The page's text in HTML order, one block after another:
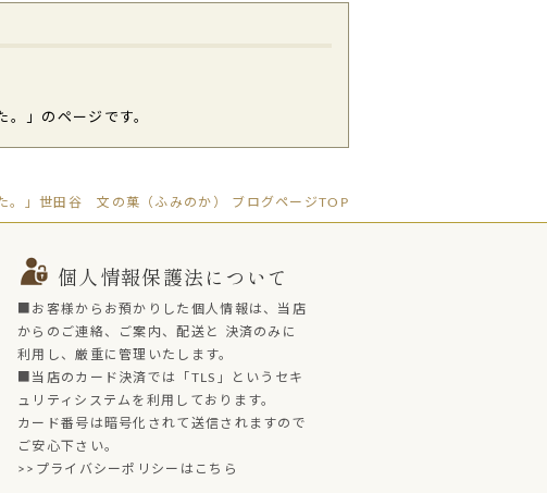
」のページです。
。」世田谷 文の菓（ふみのか） ブログページTOP
個人情報保護法について
■お客様からお預かりした個人情報は、当店
からのご連絡、ご案内、配送と 決済のみに
利用し、厳重に管理いたします。
■当店のカード決済では「TLS」というセキ
ュリティシステムを利用しております。
カード番号は暗号化されて送信されますので
ご安心下さい。
>>プライバシーポリシーはこちら